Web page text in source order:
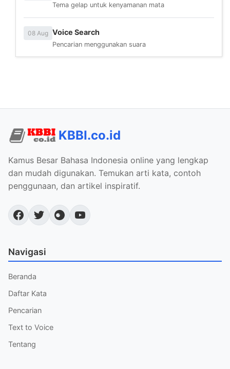
Tema gelap untuk kenyamanan mata
08 Aug Voice Search
Pencarian menggunakan suara
KBBI.co.id
Kamus Besar Bahasa Indonesia online yang lengkap
dan mudah digunakan. Temukan arti kata, contoh
penggunaan, dan artikel inspiratif.
Navigasi
Beranda
Daftar Kata
Pencarian
Text to Voice
Tentang